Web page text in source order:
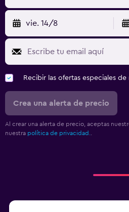
vie. 14/8
Recibir las ofertas especiales
Crea una alerta de precio
Al crear una alerta de precio, aceptas
nuestra política de privacidad.